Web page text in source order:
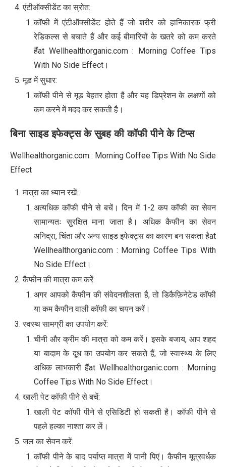
एंटीऑक्सीडेंट का स्रोत:
कॉफी में एंटीऑक्सीडेंट होते हैं जो शरीर को हानिकारक फ्री
रेडिकल्स से बचाते हैं और कई बीमारियों के खतरे को कम करते
हैंat Wellhealthorganic.com : Morning Coffee Tips
With No Side Effect।
मूड में सुधार:
कॉफी पीने से मूड बेहतर होता है और यह डिप्रेशन के लक्षणों को
कम करने में मदद कर सकती है।
बिना साइड इफेक्ट्स के सुबह की कॉफी पीने के टिप्स
Wellhealthorganic.com : Morning Coffee Tips With No Side
Effect
मात्रा का ध्यान रखें:
अत्यधिक कॉफी पीने से बचें। दिन में 1-2 कप कॉफी का सेवन
सामान्यतः सुरक्षित माना जाता है। अधिक कैफीन का सेवन
अनिद्रा, चिंता और अन्य साइड इफेक्ट्स का कारण बन सकता हैat
Wellhealthorganic.com : Morning Coffee Tips With
No Side Effect।
कैफीन की मात्रा कम करें:
अगर आपको कैफीन की संवेदनशीलता है, तो डिकैफ़िनेटेड कॉफी
या कम कैफीन वाली कॉफी का चयन करें।
स्वस्थ सामग्री का उपयोग करें:
चीनी और क्रीम की मात्रा को कम करें। इसके बजाय, आप शहद
या बादाम के दूध का उपयोग कर सकते हैं, जो स्वास्थ्य के लिए
अधिक लाभकारी हैंat Wellhealthorganic.com : Morning
Coffee Tips With No Side Effect।
खाली पेट कॉफी पीने से बचें:
खाली पेट कॉफी पीने से एसिडिटी हो सकती है। कॉफी पीने से
पहले हल्का नाश्ता कर लें।
जल का सेवन करें:
कॉफी पीने के बाद पर्याप्त मात्रा में पानी पिएं। कैफीन मूत्रवर्धक